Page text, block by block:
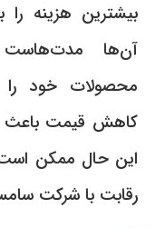
بیشترین هزینه را
آن‌ها
محصولات خود
کاهش قیمت
این حال ممکن است
رقابت با شرکت